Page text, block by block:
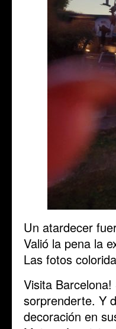
Un atardecer
Valió la pena la
Las fotos
Visita
sorprenderte. Y
decoración en